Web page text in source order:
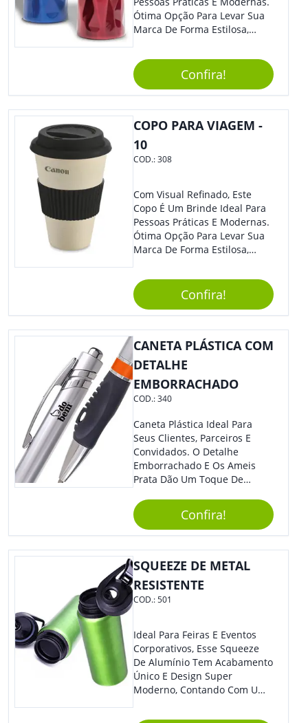
Ótima Opção Para Levar Sua
Marca De Forma Estilosa,
Empresa Em Eventos,
Reuniões Corporativas Ou Até
Mesmo Para Presentear
Colaboradores.
Confira!
COPO PARA VIAGEM -
10
COD.:308
Com Visual Refinado, Este
Copo É Um Brinde Ideal Para
Pessoas Práticas E Modernas.
Ótima Opção Para Levar Sua
Marca De Forma Estilosa,
Empresa Em Eventos,
Reuniões Corporativas Ou Até
Mesmo Para Presentear
Colaboradores.
Confira!
CANETA PLÁSTICA COM
DETALHE
EMBORRACHADO
COD.:340
Caneta Plástica Ideal Para
Seus Clientes, Parceiros E
Convidados. O Detalhe
Emborrachado E Os Ameis
Prata Dão Um Toque De
Acionamento Por Clique.
Confira!
SQUEEZE DE METAL
RESISTENTE
COD.:501
Ideal Para Feiras E Eventos
Corporativos, Esse Squeeze
De Alumínio Tem Acabamento
Único E Design Super
Moderno, Contando Com Uma
Permite Vazamentos. Sem